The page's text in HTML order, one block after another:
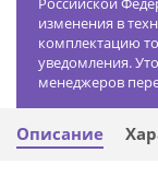
изменения в
комплектацию
уведомления.
менеджеров
Описание